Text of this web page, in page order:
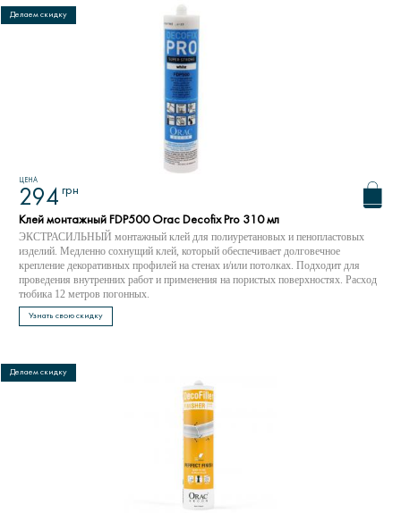
ЦЕНА
294 грн
Клей монтажный FDP500 Orac Decofix Pro 310 мл
ЭКСТРАСИЛЬНЫЙ монтажный клей для полиуретановых и пенопластовых
изделий. Медленно сохнущий клей, который обеспечивает долговечное
крепление декоративных профилей на стенах и/или потолках. Подходит для
проведения внутренних работ и применения на пористых поверхностях. Расход
тюбика 12 метров погонных.
Узнать свою скидку
Делаем скидку
Делаем скидку